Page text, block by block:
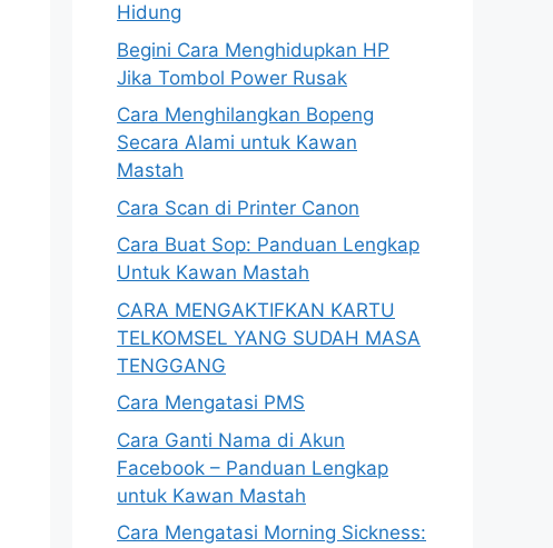
Hidung
Begini Cara Menghidupkan HP
Jika Tombol Power Rusak
Cara Menghilangkan Bopeng
Secara Alami untuk Kawan
Mastah
Cara Scan di Printer Canon
Cara Buat Sop: Panduan Lengkap
Untuk Kawan Mastah
CARA MENGAKTIFKAN KARTU
TELKOMSEL YANG SUDAH MASA
TENGGANG
Cara Mengatasi PMS
Cara Ganti Nama di Akun
Facebook – Panduan Lengkap
untuk Kawan Mastah
Cara Mengatasi Morning Sickness: